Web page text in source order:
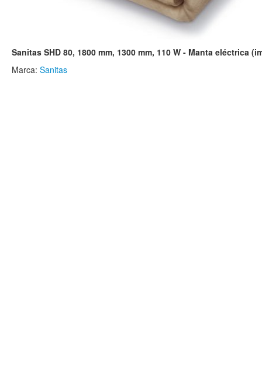
Sanitas SHD 80, 1800 mm, 1300 mm, 110 W - Manta eléctrica
Marca: Sanitas